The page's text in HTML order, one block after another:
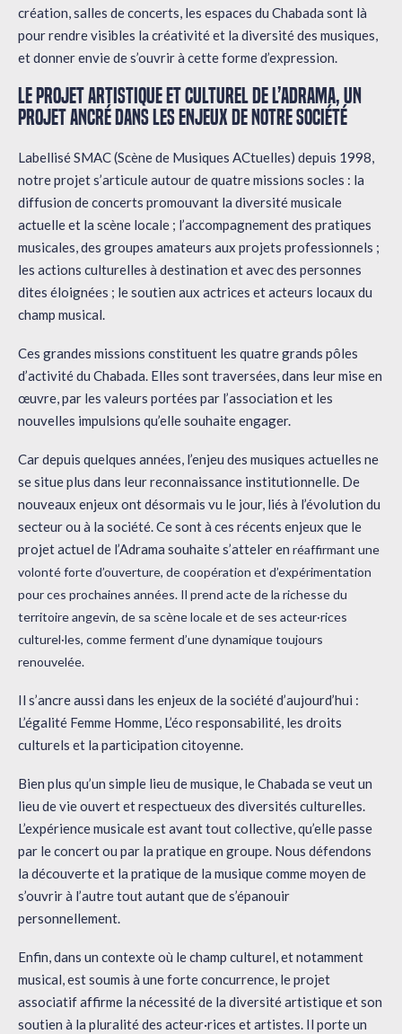
création, salles de concerts, les espaces du Chabada sont là
pour rendre visibles la créativité et la diversité des musiques,
et donner envie de s’ouvrir à cette forme d’expression.
Le projet artistique et culturel de l’Adrama, un
projet ancré dans les enjeux de notre société
Labellisé SMAC (Scène de Musiques ACtuelles) depuis 1998,
notre projet s’articule autour de quatre missions socles : la
diffusion de concerts promouvant la diversité musicale
actuelle et la scène locale ; l’accompagnement des pratiques
musicales, des groupes amateurs aux projets professionnels ;
les actions culturelles à destination et avec des personnes
dites éloignées ; le soutien aux actrices et acteurs locaux du
champ musical.
Ces grandes missions constituent les quatre grands pôles
d’activité du Chabada. Elles sont traversées, dans leur mise en
œuvre, par les valeurs portées par l’association et les
nouvelles impulsions qu’elle souhaite engager.
Car depuis quelques années, l’enjeu des musiques actuelles ne
se situe plus dans leur reconnaissance institutionnelle. De
nouveaux enjeux ont désormais vu le jour, liés à l’évolution du
secteur ou à la société. Ce sont à ces récents enjeux que le
projet actuel de l’Adrama souhaite s’atteler en réaffirmant une
volonté forte d’ouverture, de coopération et d’expérimentation
pour ces prochaines années. Il prend acte de la richesse du
territoire angevin, de sa scène locale et de ses acteur·rices
culturel·les, comme ferment d’une dynamique toujours
renouvelée.
Il s’ancre aussi dans les enjeux de la société d’aujourd’hui :
L’égalité Femme Homme, L’éco responsabilité, les droits
culturels et la participation citoyenne.
Bien plus qu’un simple lieu de musique, le Chabada se veut un
lieu de vie ouvert et respectueux des diversités culturelles.
L’expérience musicale est avant tout collective, qu’elle passe
par le concert ou par la pratique en groupe. Nous défendons
la découverte et la pratique de la musique comme moyen de
s’ouvrir à l’autre tout autant que de s’épanouir
personnellement.
Enfin, dans un contexte où le champ culturel, et notamment
musical, est soumis à une forte concurrence, le projet
associatif affirme la nécessité de la diversité artistique et son
soutien à la pluralité des acteur·rices et artistes. Il porte un